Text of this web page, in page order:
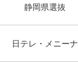
静岡県選抜
日テレ・メニーナ